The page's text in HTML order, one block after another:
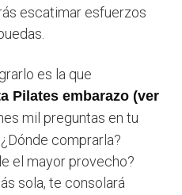
escatimar esfuerzos
es la que
Pilates embarazo (ver
mil preguntas en tu
comprarla?
el mayor provecho?
sola, te consolará